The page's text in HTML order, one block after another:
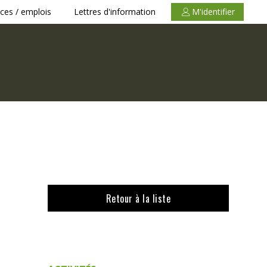
/ emplois Lettres d'information M'identifier
Retour à la liste